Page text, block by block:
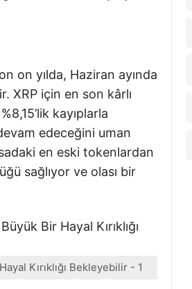
on yılda, Haziran ayında
XRP için en son kârlı
kayıplarla
edeceğini uman
en eski tokenlardan
sağlıyor ve olası bir
Kırıklığı Bekleyebilir - 1